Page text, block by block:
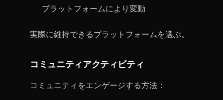
プラットフォームにより変動
実際に維持できるプラットフォームを選ぶ。
コミュニティアクティビティ
コミュニティをエンゲージする方法：